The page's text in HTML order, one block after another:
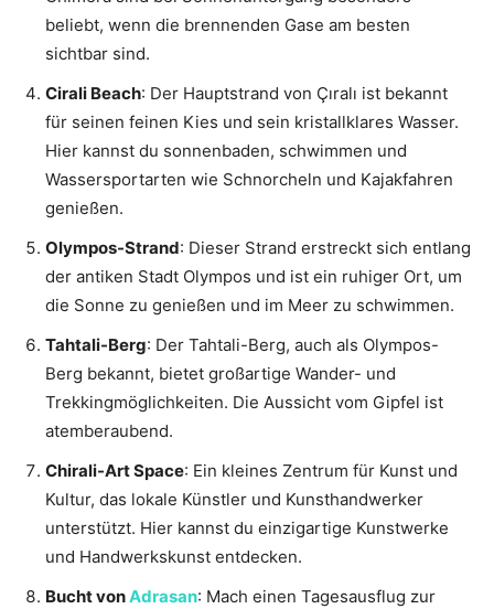
beliebt, wenn die brennenden Gase am besten
sichtbar sind.
Cirali Beach: Der Hauptstrand von Çıralı ist bekannt
für seinen feinen Kies und sein kristallklares Wasser.
Hier kannst du sonnenbaden, schwimmen und
Wassersportarten wie Schnorcheln und Kajakfahren
genießen.
Olympos-Strand: Dieser Strand erstreckt sich entlang
der antiken Stadt Olympos und ist ein ruhiger Ort, um
die Sonne zu genießen und im Meer zu schwimmen.
Tahtali-Berg: Der Tahtali-Berg, auch als Olympos-
Berg bekannt, bietet großartige Wander- und
Trekkingmöglichkeiten. Die Aussicht vom Gipfel ist
atemberaubend.
Chirali-Art Space: Ein kleines Zentrum für Kunst und
Kultur, das lokale Künstler und Kunsthandwerker
unterstützt. Hier kannst du einzigartige Kunstwerke
und Handwerkskunst entdecken.
Bucht vonAdrasan: Mach einen Tagesausflug zur